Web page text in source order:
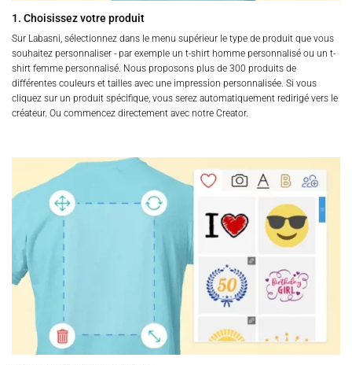
1. Choisissez votre produit
Sur Labasni, sélectionnez dans le menu supérieur le type de produit que vous
souhaitez personnaliser - par exemple un t-shirt homme personnalisé ou un t-
shirt femme personnalisé. Nous proposons plus de 300 produits de
différentes couleurs et tailles avec une impression personnalisée. Si vous
cliquez sur un produit spécifique, vous serez automatiquement redirigé vers le
créateur. Ou commencez directement avec notre Creator.